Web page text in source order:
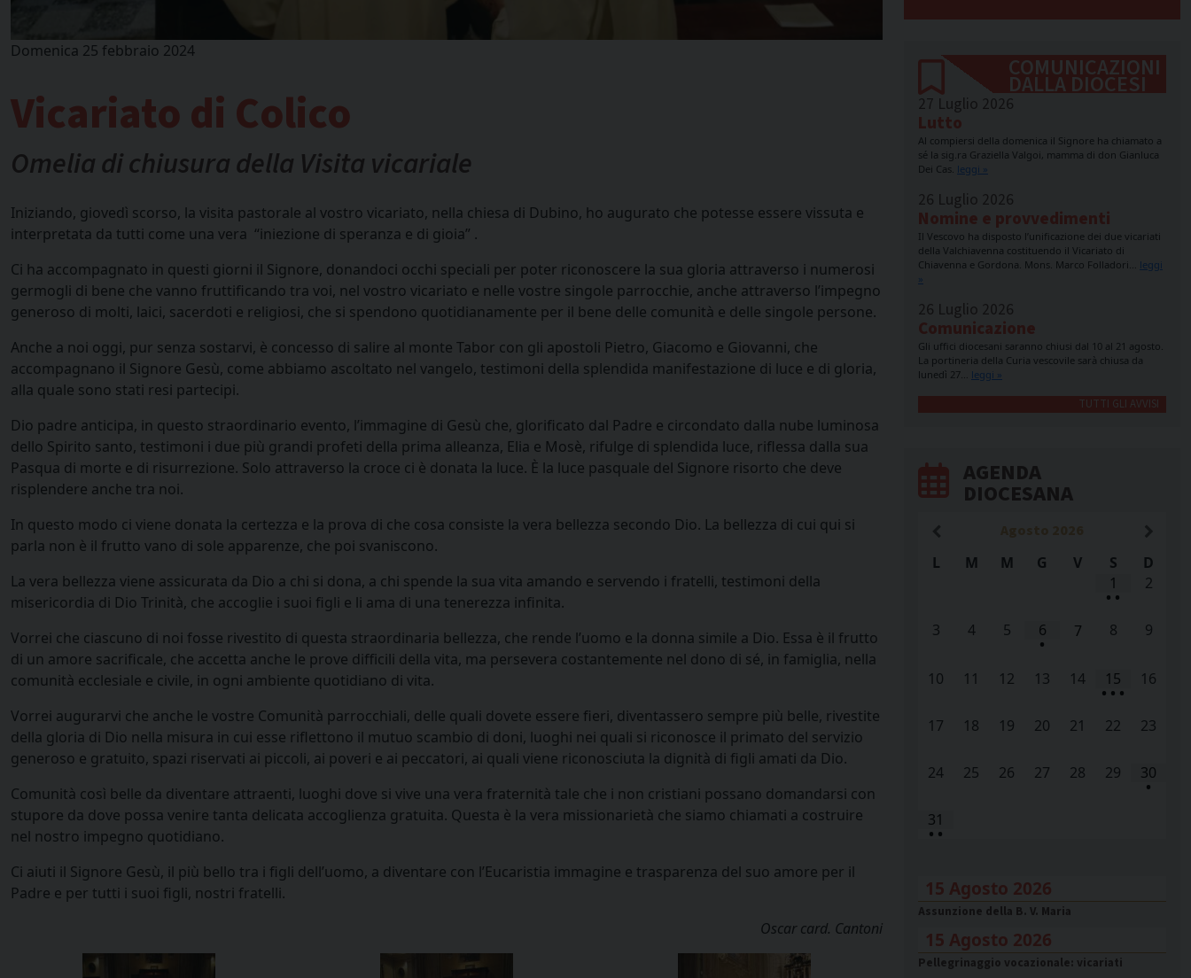
Domenica 25 febbraio 2024
Vicariato di Colico
Omelia di chiusura della Visita vicariale
Iniziando, giovedì scorso, la visita pastorale al vostro vicariato, nella chiesa di Dubino, ho augurato che potesse essere vissuta e
interpretata da tutti come una vera “iniezione di speranza e di gioia” .
Ci ha accompagnato in questi giorni il Signore, donandoci occhi speciali per poter riconoscere la sua gloria attraverso i numerosi
germogli di bene che vanno fruttificando tra voi, nel vostro vicariato e nelle vostre singole parrocchie, anche attraverso l’impegno
generoso di molti, laici, sacerdoti e religiosi, che si spendono quotidianamente per il bene delle comunità e delle singole persone.
Anche a noi oggi, pur senza sostarvi, è concesso di salire al monte Tabor con gli apostoli Pietro, Giacomo e Giovanni, che
accompagnano il Signore Gesù, come abbiamo ascoltato nel vangelo, testimoni della splendida manifestazione di luce e di gloria,
alla quale sono stati resi partecipi.
Dio padre anticipa, in questo straordinario evento, l’immagine di Gesù che, glorificato dal Padre e circondato dalla nube luminosa
dello Spirito santo, testimoni i due più grandi profeti della prima alleanza, Elia e Mosè, rifulge di splendida luce, riflessa dalla sua
Pasqua di morte e di risurrezione. Solo attraverso la croce ci è donata la luce. È la luce pasquale del Signore risorto che deve
risplendere anche tra noi.
In questo modo ci viene donata la certezza e la prova di che cosa consiste la vera bellezza secondo Dio. La bellezza di cui qui si
parla non è il frutto vano di sole apparenze, che poi svaniscono.
La vera bellezza viene assicurata da Dio a chi si dona, a chi spende la sua vita amando e servendo i fratelli, testimoni della
misericordia di Dio Trinità, che accoglie i suoi figli e li ama di una tenerezza infinita.
Vorrei che ciascuno di noi fosse rivestito di questa straordinaria bellezza, che rende l’uomo e la donna simile a Dio. Essa è il frutto
di un amore sacrificale, che accetta anche le prove difficili della vita, ma persevera costantemente nel dono di sé, in famiglia, nella
comunità ecclesiale e civile, in ogni ambiente quotidiano di vita.
Vorrei augurarvi che anche le vostre Comunità parrocchiali, delle quali dovete essere fieri, diventassero sempre più belle, rivestite
della gloria di Dio nella misura in cui esse riflettono il mutuo scambio di doni, luoghi nei quali si riconosce il primato del servizio
generoso e gratuito, spazi riservati ai piccoli, ai poveri e ai peccatori, ai quali viene riconosciuta la dignità di figli amati da Dio.
Comunità così belle da diventare attraenti, luoghi dove si vive una vera fraternità tale che i non cristiani possano domandarsi con
stupore da dove possa venire tanta delicata accoglienza gratuita. Questa è la vera missionarietà che siamo chiamati a costruire
nel nostro impegno quotidiano.
Ci aiuti il Signore Gesù, il più bello tra i figli dell’uomo, a diventare con l’Eucaristia immagine e trasparenza del suo amore per il
Padre e per tutti i suoi figli, nostri fratelli.
Oscar card. Cantoni
COMUNICAZIONI
DALLA DIOCESI
27 Luglio 2026
Lutto
Al compiersi della domenica il Signore ha chiamato a
sé la sig.ra Graziella Valgoi, mamma di don Gianluca
Dei Cas. leggi »
26 Luglio 2026
Nomine e provvedimenti
Il Vescovo ha disposto l’unificazione dei due vicariati
della Valchiavenna costituendo il Vicariato di
Chiavenna e Gordona. Mons. Marco Folladori… leggi
»
26 Luglio 2026
Comunicazione
Gli uffici diocesani saranno chiusi dal 10 al 21 agosto.
La portineria della Curia vescovile sarà chiusa da
lunedì 27… leggi »
TUTTI GLI AVVISI
AGENDA
DIOCESANA
L
M M G V S
D
1
• •
2
3 4 5 6
•
7 8 9
10 11 12 13 14 15
• • •
16
17 18 19 20 21 22 23
24 25 26 27 28 29 30
•
31
• •
15 Agosto 2026
Assunzione della B. V. Maria
15 Agosto 2026
Pellegrinaggio vocazionale: vicariati